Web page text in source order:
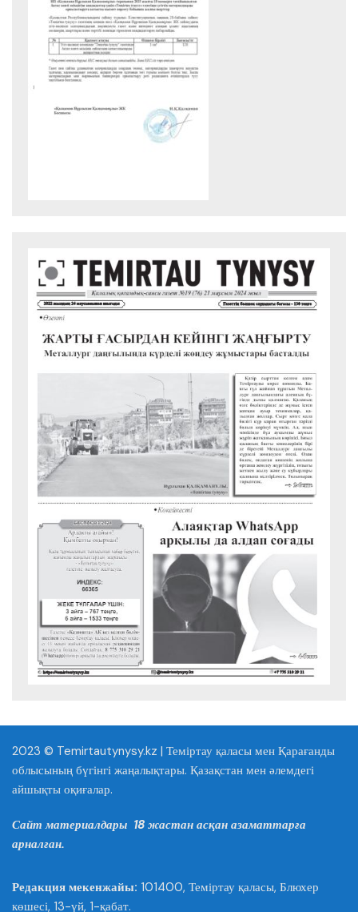
2023 © Temirtautynysy.kz | Теміртау қаласы мен Қарағанды
облысының бүгінгі жаңалықтары. Қазақстан мен әлемдегі
айшықты оқиғалар.
Сайт материалдары 18 жастан асқан азаматтарға
арналған.
Редакция мекенжайы: 101400, Теміртау қаласы, Блюхер
көшесі, 13-үй, 1-қабат.